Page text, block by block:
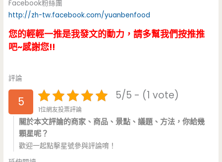
Facebook粉絲團
http://zh-tw.facebook.com/yuanbenfood
您的輕輕一推是我發文的動力，請多幫我們按推推
吧~感謝您!!
評論
5 5/5 - (1 vote)
1位網友投票評論
關於本文評論的商家、商品、景點、議題、方法，你給幾
顆星呢？
歡迎一起點擊星號參與評論唷！